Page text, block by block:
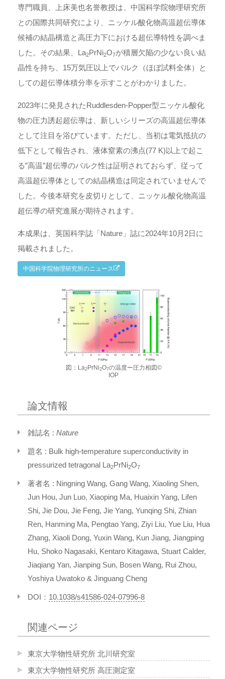
専門職員、上床美也名誉教授は、中国科学院物理研究所
との国際共同研究により、ニッケル酸化物高温超伝導体
候補の結晶構造と高圧力下における超伝導特性を調べま
した。その結果、La2PrNi2O7が積層欠陥の少ない良い結
晶性を持ち、15万気圧以上でバルク（ほぼ試料全体）と
しての超伝導体積分率を示すことがわかりました。
2023年に発見されたRuddlesden-Popper型ニッケル酸化
物の圧力誘起超伝導は、新しいシリーズの高温超伝導体
として注目を浴びています。ただし、当初は電気抵抗の
低下として報告され、液体窒素の沸点(77 K)以上で起こ
る”高温”超伝導のバルク性は証明されておらず、従って
高温超伝導体としての結晶構造は同定されていませんで
した。今後本研究を皮切りとして、ニッケル酸化物高温
超伝導の研究進展が期待されます。
本成果は、英国科学誌「Nature」誌に2024年10月2日に
掲載されました。
中国科学院物理研究所のニュース
図：La2PrNi2O7の温度ー圧力相図©
IOP
論文情報
雑誌名 : Nature
題名 : Bulk high-temperature superconductivity in
pressurized tetragonal La2PrNi2O7
著者名 : Ningning Wang, Gang Wang, Xiaoling Shen,
Jun Hou, Jun Luo, Xiaoping Ma, Huaixin Yang, Lifen
Shi, Jie Dou, Jie Feng, Jie Yang, Yunqing Shi, Zhian
Ren, Hanming Ma, Pengtao Yang, Ziyi Liu, Yue Liu, Hua
Zhang, Xiaoli Dong, Yuxin Wang, Kun Jiang, Jiangping
Hu, Shoko Nagasaki, Kentaro Kitagawa, Stuart Calder,
Jiaqiang Yan, Jianping Sun, Bosen Wang, Rui Zhou,
Yoshiya Uwatoko & Jinguang Cheng
DOI： 10.1038/s41586-024-07996-8
関連ページ
東京大学物性研究所 北川研究室
東京大学物性研究所 高圧測定室